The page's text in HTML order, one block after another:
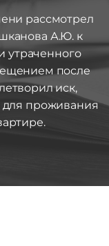
рассмотрел
А.Ю. к
утраченного
после
иск,
для проживания